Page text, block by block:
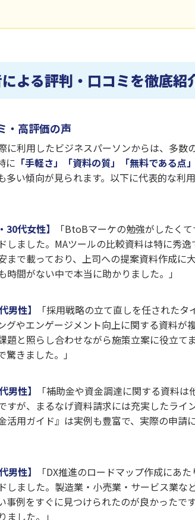
よる評判・口コミを徹底紹
・高評価の声
に利用したビジネスパーソンからは、多数
に 「手軽さ」「資料の質」「無料である点」
多い傾向が見られます。以下に代表的な利
30代女性】
「BtoBマーケの勉強がしたく
しました。MAツールの比較資料は特に秀
まで載っており、上司への提案資料作成に
時間がない中で本当に助かりました。」
男性】
「採用戦略の立て直しを任されたタ
グやエンゲージメント向上に関する資料が
題と照らし合わせながら施策立案に役立て
きました。」
男性】
「補助金や資金調達に関する資料
すが、まるなげ資料請求には充実したライ
活用ガイド』は実例も豊富で、実際の申請
男性】
「DX推進のロードマップ作成にあ
しました。製造業・小売業・サービス業な
事例をすぐに見つけられたのが良かったで
した。」